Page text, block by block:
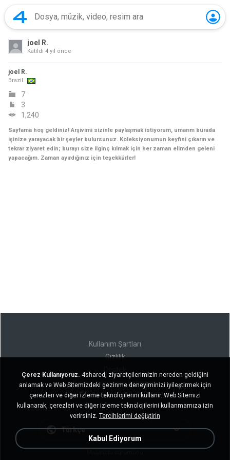
joel R.
Katıldı 4 yıl önce
joel R.
Brazil
7
3
1,240
Sayfama hoş geldiniz! Arşivimi sizinle paylaşmak istiyorum, umarım burada
işinize yarayacak bir şeyler bulursunuz. Koleksiyonumun keyfini çıkarın ve
tekrar ziyaret edin; burayı size ilginç kılmak için her zaman elimden geleni
yapacağım. Zaman ayırdığınız için teşekkürler!
Kullanım Şartları
Gizlilik
Kişisel bilgilerimi satmayın
Kişisel bilgilerimi paylaşmayın
Türkçe
Çerez Kullanıyoruz. 4shared, ziyaretçilerimizin nereden geldiğini
anlamak ve Web Sitemizdeki gezinme deneyiminizi iyileştirmek için
çerezleri ve diğer izleme teknolojilerini kullanır. Web Sitemizi
kullanarak, çerezleri ve diğer izleme teknolojilerini kullanmamıza izin
verirsiniz. Tercihlerimi değiştirin
Kabul Ediyorum